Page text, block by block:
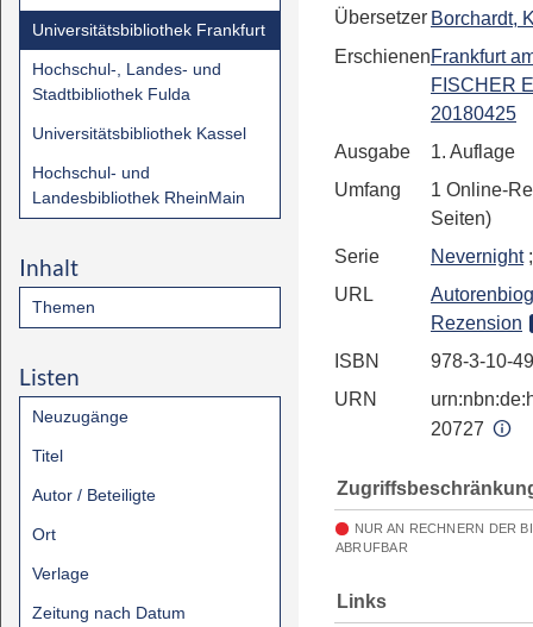
Universitätsbibliothek Frankfurt
Hochschul-, Landes- und
Stadtbibliothek Fulda
Universitätsbibliothek Kassel
Hochschul- und
Landesbibliothek RheinMain
Inhalt
Themen
Listen
Neuzugänge
Titel
Autor / Beteiligte
Ort
Verlage
Zeitung nach Datum
Übersetzer Borchardt,
ErschienenFrankfurt
FISCHER
20180425
Ausgabe
1. Auflage
Umfang
1 Online-
Seiten)
Serie
Nevernight;
URL
Rezension
ISBN
978-3-10-
URN
20727
NUR AN RECHNERN DER
ABRUFBAR
Links